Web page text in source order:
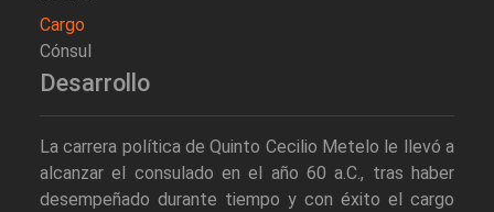
Cargo
Cónsul
Desarrollo
La carrera política de Quinto Cecilio Metelo le llevó a
alcanzar el consulado en el año 60 a.C., tras haber
desempeñado durante tiempo y con éxito el cargo